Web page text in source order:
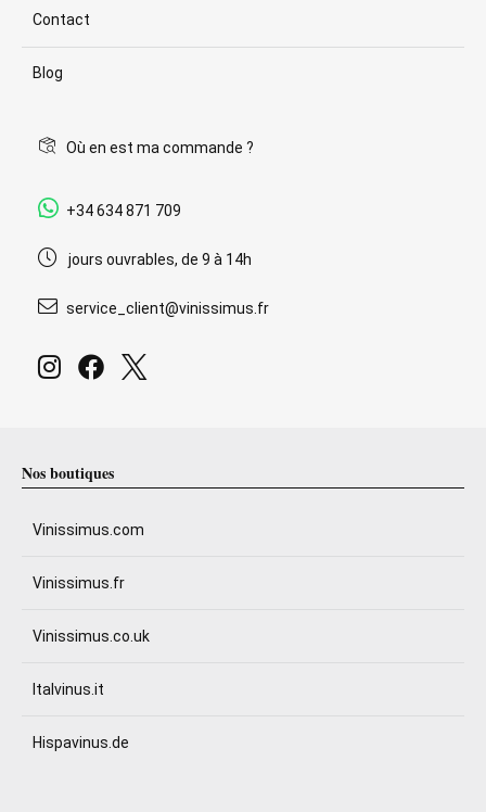
Contact
Blog
Où en est ma commande ?
+34 634 871 709
jours ouvrables, de 9 à 14h
service_client@vinissimus.fr
Nos boutiques
Vinissimus.com
Vinissimus.fr
Vinissimus.co.uk
Italvinus.it
Hispavinus.de